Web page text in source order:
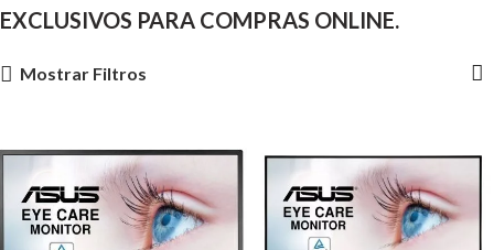
EXCLUSIVOS PARA COMPRAS ONLINE.
Mostrar Filtros